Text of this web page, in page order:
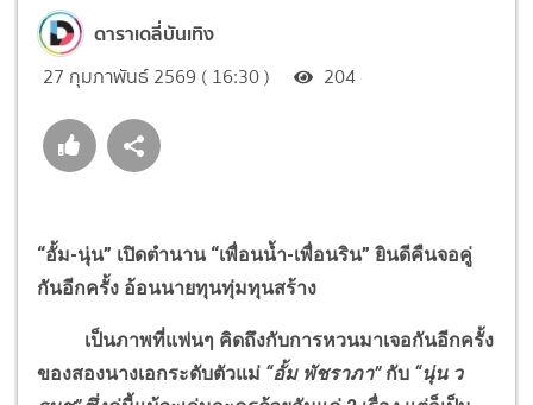
ดาราเดลี่บันเทิง
27 กุมภาพันธ์ 2569 ( 16:30 ) 204
“อั้ม-นุ่น” เปิดตำนาน “เพื่อนน้ำ-เพื่อนริน” ยินดีคืนจอคู่
กันอีกครั้ง อ้อนนายทุนทุ่มทุนสร้าง
เป็นภาพที่แฟนๆ คิดถึงกับการหวนมาเจอกันอีกครั้ง
ของสองนางเอกระดับตัวแม่ “อั้ม พัชราภา” กับ “นุ่น ว